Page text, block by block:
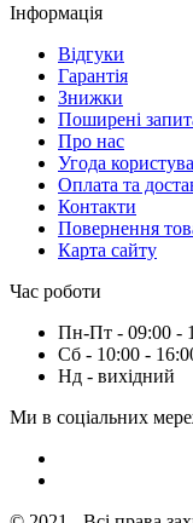
Інформація
Вiдгуки
Гарантія
Знижки
Поширені
Про нас
Угода
Оплата та
Контакти
Повернення
Карта сайту
Час роботи
Пн-Пт - 09:00 -
Сб - 10:00 -
Нд - вихiдний
Ми в соціальних